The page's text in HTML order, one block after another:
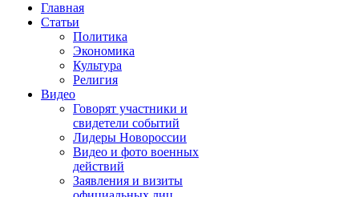
Главная
Статьи
Политика
Экономика
Культура
Религия
Видео
Говорят участники и
свидетели событий
Лидеры Новороссии
Видео и фото военных
действий
Заявления и визиты